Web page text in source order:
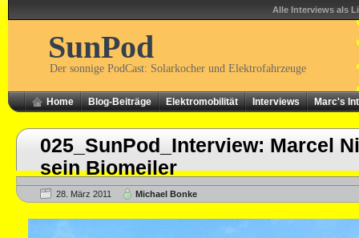
Alle Interviews als
SunPod
Der sonnige PodCast: Solarkocher und Elektrofahrzeuge
Home Blog-Beiträge Elektromobilität Interviews Marc's
025_SunPod_Interview: Marcel
sein Biomeiler
28. März 2011 Michael Bonke